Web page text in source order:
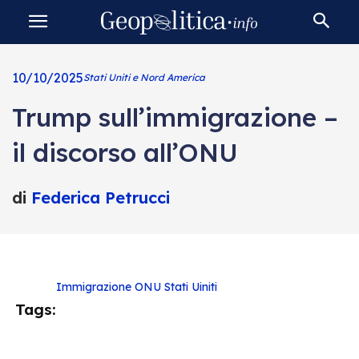
10/10/2025Stati Uniti e Nord America
Trump sull’immigrazione –
il discorso all’ONU
di Federica Petrucci
Tags:
Immigrazione ONU Stati Uiniti